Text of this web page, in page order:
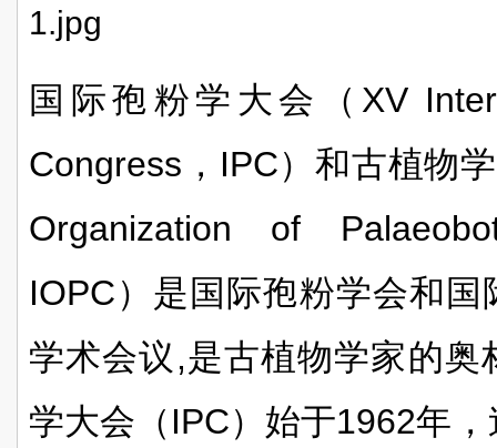
国际孢粉学大会（ XV
Congress ， IPC）和古植物
Organization of
IOPC）是国际孢粉学会和
学术会议 ,是古植物学家的奥
学大会（ IPC）始于1962年，